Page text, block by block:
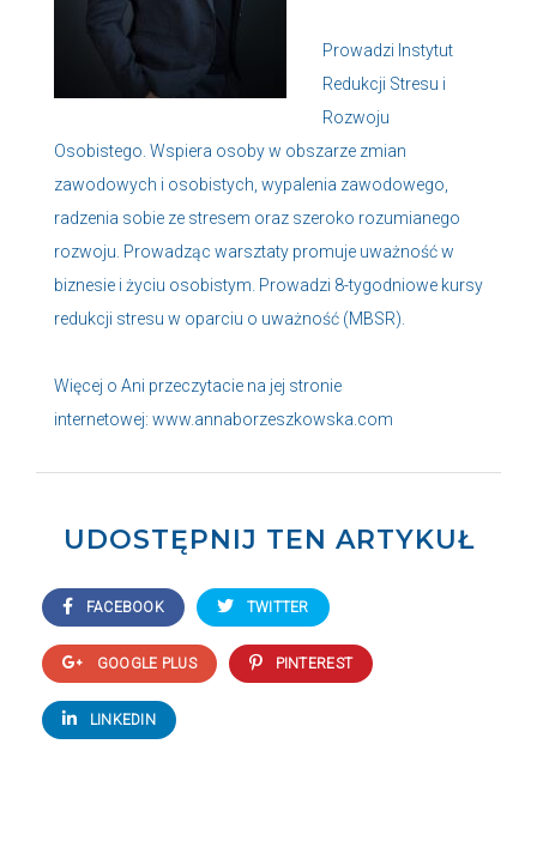
Prowadzi Instytut
Redukcji Stresu i
Rozwoju
Osobistego. Wspiera osoby w obszarze zmian
zawodowych i osobistych, wypalenia zawodowego,
radzenia sobie ze stresem oraz szeroko rozumianego
rozwoju. Prowadząc warsztaty promuje uważność w
biznesie i życiu osobistym. Prowadzi 8-tygodniowe kursy
redukcji stresu w oparciu o uważność (MBSR).
Więcej o Ani przeczytacie na jej stronie
internetowej: www.annaborzeszkowska.com
UDOSTĘPNIJ TEN ARTYKUŁ
FACEBOOK TWITTER
GOOGLE PLUS PINTEREST
LINKEDIN